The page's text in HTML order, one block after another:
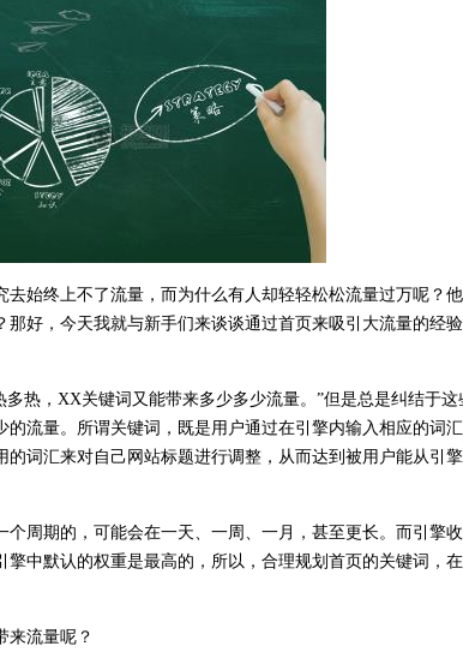
始终上不了流量，而为什么有人却轻轻松松流量过万呢？
好，今天我就与新手们来谈谈通过首页来吸引大流量的经
热，XX关键词又能带来多少多少流量。”但是总是纠结于
流量。所谓关键词，既是用户通过在引擎内输入相应的词
词汇来对自己网站标题进行调整，从而达到被用户能从引
周期的，可能会在一天、一周、一月，甚至更长。而引擎
中默认的权重是最高的，所以，合理规划首页的关键词，
来流量呢？